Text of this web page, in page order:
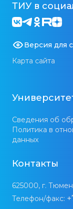
ТИУ в
Версия для
Карта сайта
Сведения об
Политика в
данных
Контакты
625000, г.
Телефон/факс: